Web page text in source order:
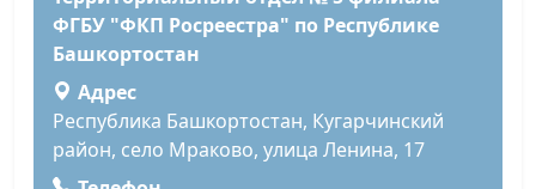
ФГБУ "ФКП Росреестра" по Республике
Башкортостан
Адрес
Республика Башкортостан, Кугарчинский
район, село Мраково, улица Ленина, 17